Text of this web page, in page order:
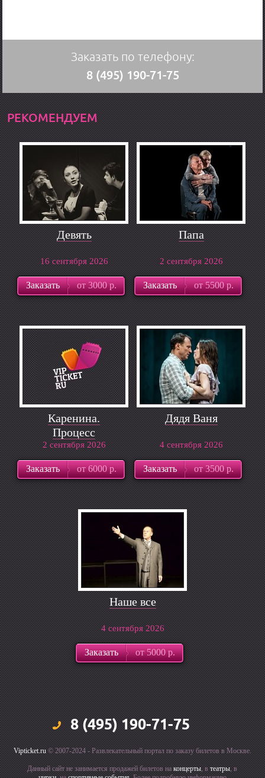
Заказать по телефону:
8 (495) 190-71-75
РЕКОМЕНДУЕМ
Девять
16 сентября 2026
Заказать от 3000 р.
Папа
2 сентября 2026
Заказать от 5500 р.
Каренина.
Процесс
2 сентября 2026
Заказать от 6000 р.
Дядя Ваня
4 сентября 2026
Заказать от 3500 р.
Наше все
4 сентября 2026
Заказать от 5000 р.
8 (495) 190-71-75
Vipticket.ru© 2007-2024 - Развлекательный портал по заказу билетов в Москве.
Данный сайт не занимается продажей билетов наконцерты, втеатры, в